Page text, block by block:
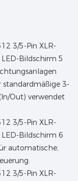
standardmäßige 3-
Out) verwendet
automatische,